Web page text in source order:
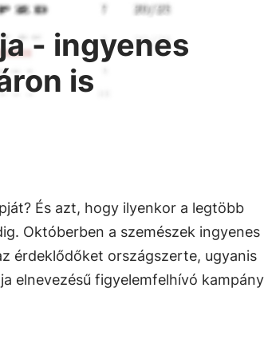
- ingyenes
is
És azt, hogy ilyenkor a legtöbb
Októberben a szemészek ingyenes
érdeklődőket országszerte, ugyanis
elnevezésű figyelemfelhívó